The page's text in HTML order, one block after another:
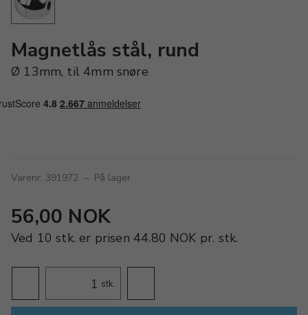
Magnetlås stål, rund
Ø 13mm, til 4mm snøre
Varenr. 391972 – På lager
56,00 NOK
Ved 10 stk. er prisen 44.80 NOK pr. stk.
stk.